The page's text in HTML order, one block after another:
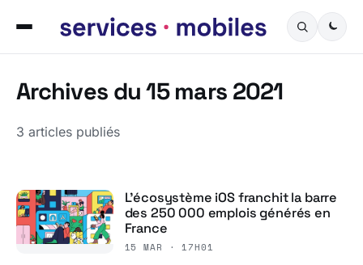
Archives du 15 mars 2021
3 articles publiés
L’écosystème iOS franchit la barre
des 250 000 emplois générés en
France
15 MAR · 17H01